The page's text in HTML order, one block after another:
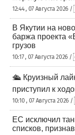
12:44 , 07 Августа 2026 /
В Якутии на
баржа проекта
грузов
10:17 , 07 Августа 2026 /
🛳️ Круизный
приступил к
10:10 , 07 Августа 2026 /
ЕС исключил
списков,